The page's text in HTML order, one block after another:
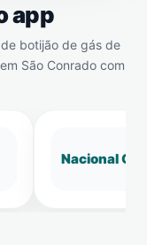
app
botijão de gás de
em São Conrado com
Nacional Gás